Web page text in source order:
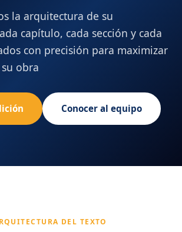
la arquitectura de su
capítulo, cada sección y cada
con precisión para maximizar
obra
Conocer al equipo
DEL TEXTO